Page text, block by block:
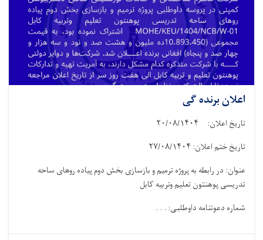
اعلان برنده گی
تاریخ اعلان: ۲۰/۰۸/۱۴۰۴
تاریخ ختم اعلان: ۲۷/۰۸/۱۴۰۴
عنوان: در رابطه به پروژه ترمیم و بازسازی بخش دوم پیاده روهای ساحه
تدریسی پوهنتون تعلیم وتربیه کابل
شماره دعوتنامه داوطلبی: . . .